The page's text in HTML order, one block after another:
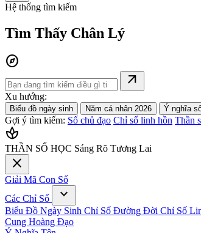
Hệ thống tìm kiếm
Tìm Thấy Chân Lý
explore
arrow_outward
Xu hướng:
Biểu đồ ngày sinh Năm cá nhân 2026 Ý nghĩa
Gợi ý tìm kiếm: Số chủ đạo Chỉ số linh hồn Thần
spa
THẦN SỐ HỌC Sáng Rõ Tương Lai
close
Giải Mã Con Số
Các Chỉ Số
expand_more
Biểu Đồ Ngày Sinh Chỉ Số Đường Đời Chỉ Số
Cung Hoàng Đạo